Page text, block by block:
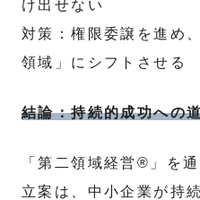
け出せない
対策：権限委譲を進め
領域」にシフトさせる
結論：持続的成功への
「第二領域経営®」を
立案は、中小企業が持